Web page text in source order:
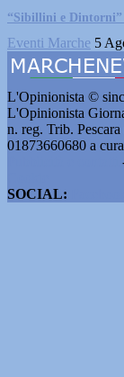
“Sibillini e Dintorni”
Eventi Marche 5
L'Opinionista ©
L'Opinionista
n. reg. Trib.
01873660680 a
SOCIAL: